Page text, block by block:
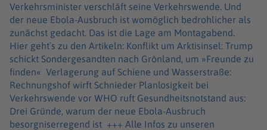
Verkehrsminister verschläft seine Verkehrswende. Und
der neue Ebola-Ausbruch ist womöglich bedrohlicher als
zunächst gedacht. Das ist die Lage am Montagabend.
Hier geht´s zu den Artikeln: Konflikt um Arktisinsel: Trump
schickt Sondergesandten nach Grönland, um »Freunde zu
finden« Verlagerung auf Schiene und Wasserstraße:
Rechnungshof wirft Schnieder Planlosigkeit bei
Verkehrswende vor WHO ruft Gesundheitsnotstand aus:
Drei Gründe, warum der neue Ebola-Ausbruch
besorgniserregend ist +++ Alle Infos zu unseren